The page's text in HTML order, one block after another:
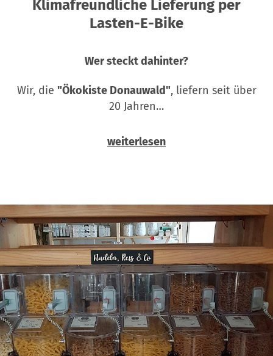
Klimafreundliche Lieferung per
Lasten-E-Bike
Wer steckt dahinter?
Wir, die "Ökokiste Donauwald", liefern seit über
20 Jahren…
weiterlesen